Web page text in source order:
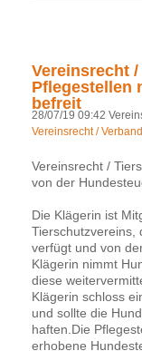
Vereinsrecht
Pflegestellen
befreit
28/07/19 09:42
Vereinsrecht /
Vereinsrecht /
von der
Die Klägerin ist
Tierschutzvereins,
verfügt und von
Klägerin nimmt
diese
Klägerin schloss
und sollte die
haften.Die
erhobene